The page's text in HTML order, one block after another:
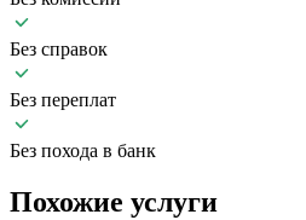
Без справок
Без переплат
Без похода в банк
Похожие услуги